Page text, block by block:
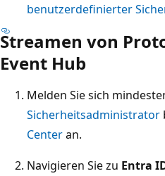
benutzerdefinierter
Streamen von
Event Hub
Melden Sie sich
Sicherheitsadministrator
Centeran.
Navigieren Sie zu Entra